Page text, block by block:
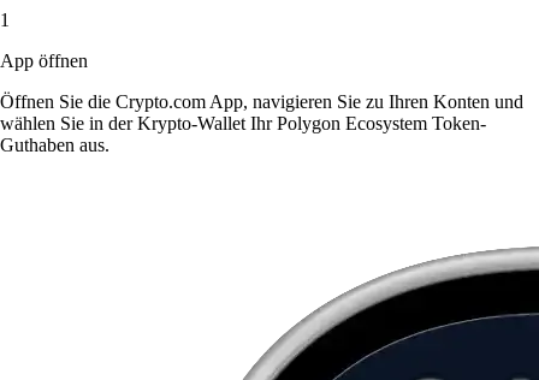
1
App öffnen
Öffnen Sie die Crypto.com App, navigieren Sie zu Ihren Konten und
wählen Sie in der Krypto-Wallet Ihr Polygon Ecosystem Token-
Guthaben aus.